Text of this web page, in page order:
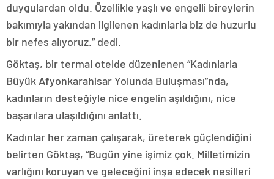
duygulardan oldu. Özellikle yaşlı ve engelli bireylerin
bakımıyla yakından ilgilenen kadınlarla biz de huzurlu
bir nefes alıyoruz.” dedi.
Göktaş, bir termal otelde düzenlenen “Kadınlarla
Büyük Afyonkarahisar Yolunda Buluşması”nda,
kadınların desteğiyle nice engelin aşıldığını, nice
başarılara ulaşıldığını anlattı.
Kadınlar her zaman çalışarak, üreterek güçlendiğini
belirten Göktaş, “Bugün yine işimiz çok. Milletimizin
varlığını koruyan ve geleceğini inşa edecek nesilleri